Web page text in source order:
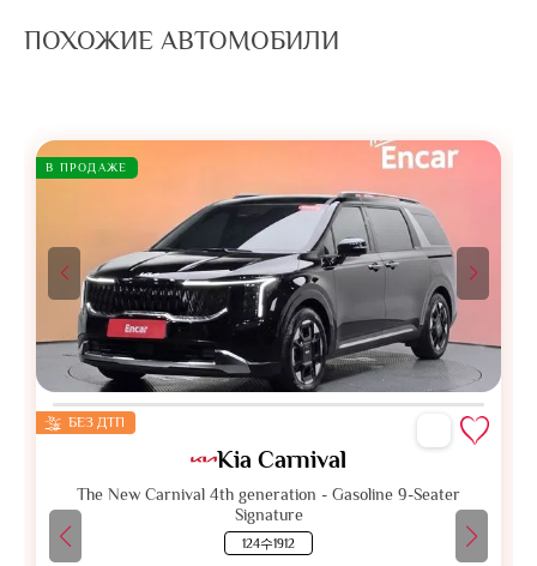
ПОХОЖИЕ АВТОМОБИЛИ
В ПРОДАЖЕ
БЕЗ ДТП
Kia Carnival
The New Carnival 4th generation - Gasoline 9-Seater
Signature
124수1912